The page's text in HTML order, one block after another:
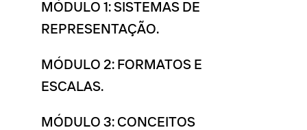
MÓDULO 1: SISTEMAS DE
REPRESENTAÇÃO.
MÓDULO 2: FORMATOS E
ESCALAS.
MÓDULO 3: CONCEITOS